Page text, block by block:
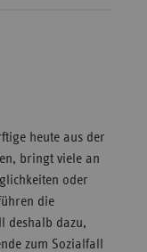
heute aus der
bringt viele an
oder
die
deshalb dazu,
zum Sozialfall